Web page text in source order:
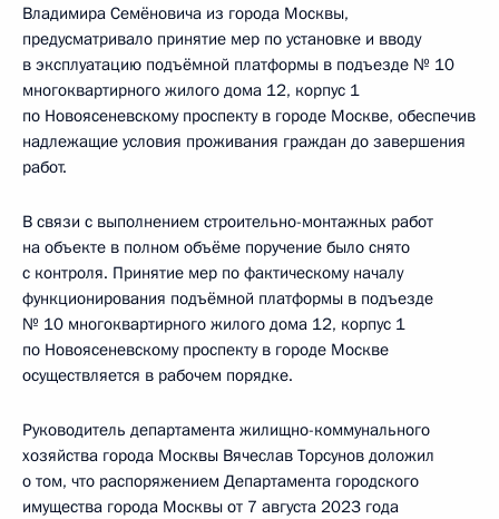
Владимира Семёновича из города Москвы,
предусматривало принятие мер по установке и вводу
в эксплуатацию подъёмной платформы в подъезде № 10
многоквартирного жилого дома 12, корпус 1
по Новоясеневскому проспекту в городе Москве, обеспечив
надлежащие условия проживания граждан до завершения
работ.
В связи с выполнением строительно-монтажных работ
на объекте в полном объёме поручение было снято
с контроля. Принятие мер по фактическому началу
функционирования подъёмной платформы в подъезде
№ 10 многоквартирного жилого дома 12, корпус 1
по Новоясеневскому проспекту в городе Москве
осуществляется в рабочем порядке.
Руководитель департамента жилищно-коммунального
хозяйства города Москвы Вячеслав Торсунов доложил
о том, что распоряжением Департамента городского
имущества города Москвы от 7 августа 2023 года